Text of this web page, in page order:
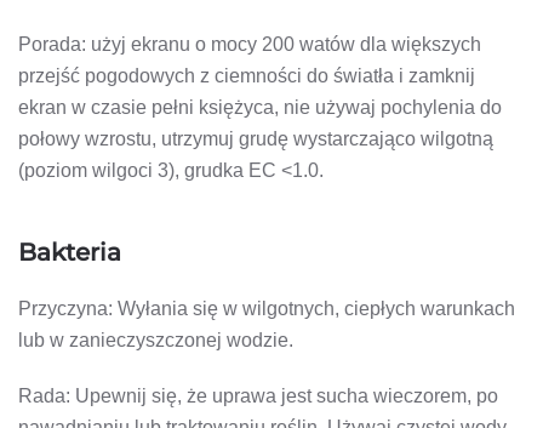
Porada: użyj ekranu o mocy 200 watów dla większych
przejść pogodowych z ciemności do światła i zamknij
ekran w czasie pełni księżyca, nie używaj pochylenia do
połowy wzrostu, utrzymuj grudę wystarczająco wilgotną
(poziom wilgoci 3), grudka EC <1.0.
Bakteria
Przyczyna: Wyłania się w wilgotnych, ciepłych warunkach
lub w zanieczyszczonej wodzie.
Rada: Upewnij się, że uprawa jest sucha wieczorem, po